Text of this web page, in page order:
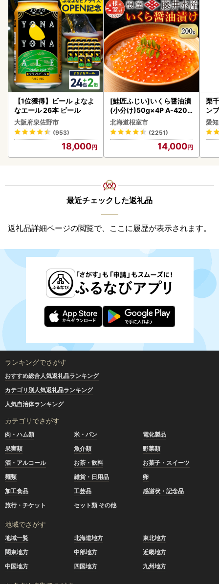
【1位獲得】ビール よなよ
なエール 26本 ビール
大阪府泉佐野市
(953)
18,000
[鮭匠ふじい]いくら醤油漬
(小分け)50g×4P A-4209
5
北海道根室市
(2251)
14,000
栗
ン
デ
愛
最近チェックした返礼品
返礼品詳細ページの閲覧で、ここに履歴が表示されます。
ランキングでさがす
おすすめ総合人気返礼品ランキング
カテゴリ別人気返礼品ランキング
人気自治体ランキング
カテゴリでさがす
肉・ハム類 米・パン
電化製品
果実類
魚介類
野菜類
酒・アルコール
お茶・飲料
お菓子・スイーツ
麺類
雑貨・日用品
卵
加工食品
工芸品
感謝状・記念品
旅行・チケット
セット類 その他
地域でさがす
地域一覧 北海道地方
東北地方
関東地方
中部地方
近畿地方
中国地方
四国地方 九州地方